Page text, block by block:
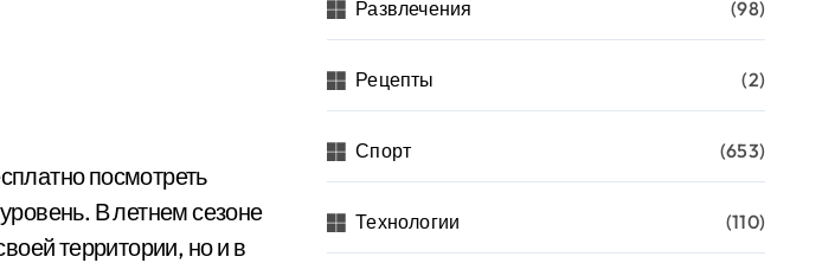
посмотреть
В летнем сезоне
территории, но и в
Развлечения (98)
Рецепты (2)
Спорт (653)
Технологии (110)